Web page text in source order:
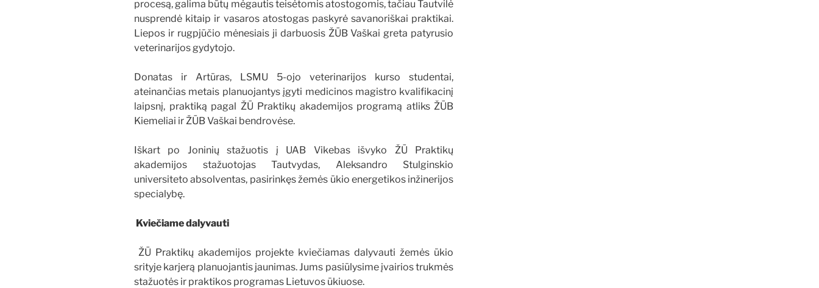
procesą, galima būtų mėgautis teisėtomis atostogomis, tačiau Tautvilė
nusprendė kitaip ir vasaros atostogas paskyrė savanoriškai praktikai.
Liepos ir rugpjūčio mėnesiais ji darbuosis ŽŪB Vaškai greta patyrusio
veterinarijos gydytojo.
Donatas ir Artūras, LSMU 5-ojo veterinarijos kurso studentai,
ateinančias metais planuojantys įgyti medicinos magistro kvalifikacinį
laipsnį, praktiką pagal ŽŪ Praktikų akademijos programą atliks ŽŪB
Kiemeliai ir ŽŪB Vaškai bendrovėse.
Iškart po Joninių stažuotis į UAB Vikebas išvyko ŽŪ Praktikų
akademijos stažuotojas Tautvydas, Aleksandro Stulginskio
universiteto absolventas, pasirinkęs žemės ūkio energetikos inžinerijos
specialybę.
Kviečiame dalyvauti
ŽŪ Praktikų akademijos projekte kviečiamas dalyvauti žemės ūkio
srityje karjerą planuojantis jaunimas. Jums pasiūlysime įvairios trukmės
stažuotės ir praktikos programas Lietuvos ūkiuose.